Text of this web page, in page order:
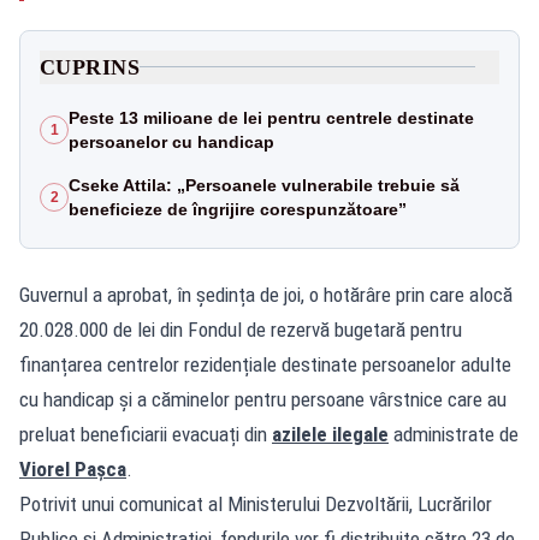
CUPRINS
1
Peste 13 milioane de lei pentru centrele destinate
persoanelor cu handicap
2
Cseke Attila: „Persoanele vulnerabile trebuie să
beneficieze de îngrijire corespunzătoare”
Guvernul a aprobat, în ședința de joi, o hotărâre prin care alocă
20.028.000 de lei din Fondul de rezervă bugetară pentru
finanțarea centrelor rezidențiale destinate persoanelor adulte
cu handicap și a căminelor pentru persoane vârstnice care au
preluat beneficiarii evacuați din azilele ilegale administrate de
Viorel Pașca.
Potrivit unui comunicat al Ministerului Dezvoltării, Lucrărilor